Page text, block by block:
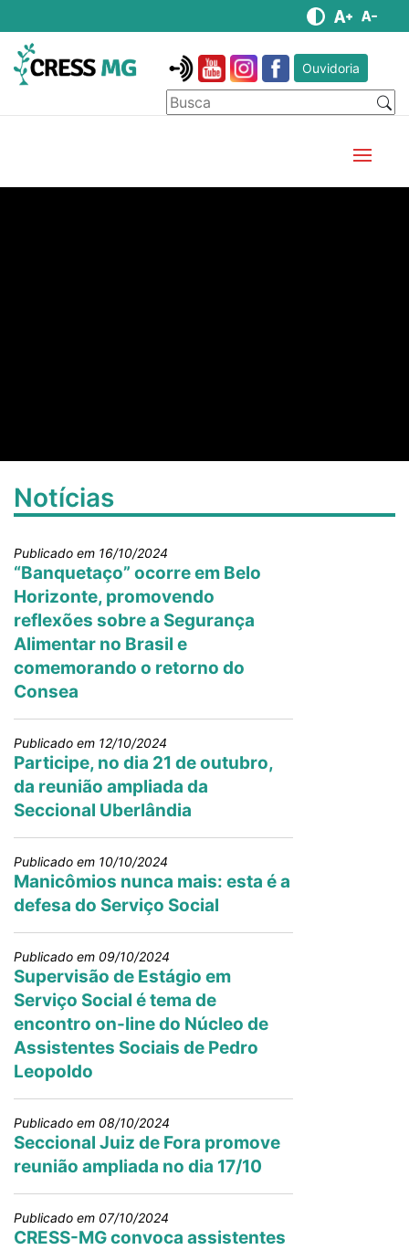
Ouvidoria
Notícias
Publicado em 16/10/2024
“Banquetaço” ocorre em Belo
Horizonte, promovendo
reflexões sobre a Segurança
Alimentar no Brasil e
comemorando o retorno do
Consea
Publicado em 12/10/2024
Participe, no dia 21 de outubro,
da reunião ampliada da
Seccional Uberlândia
Publicado em 10/10/2024
Manicômios nunca mais: esta é a
defesa do Serviço Social
Publicado em 09/10/2024
Supervisão de Estágio em
Serviço Social é tema de
encontro on-line do Núcleo de
Assistentes Sociais de Pedro
Leopoldo
Publicado em 08/10/2024
Seccional Juiz de Fora promove
reunião ampliada no dia 17/10
Publicado em 07/10/2024
CRESS-MG convoca assistentes